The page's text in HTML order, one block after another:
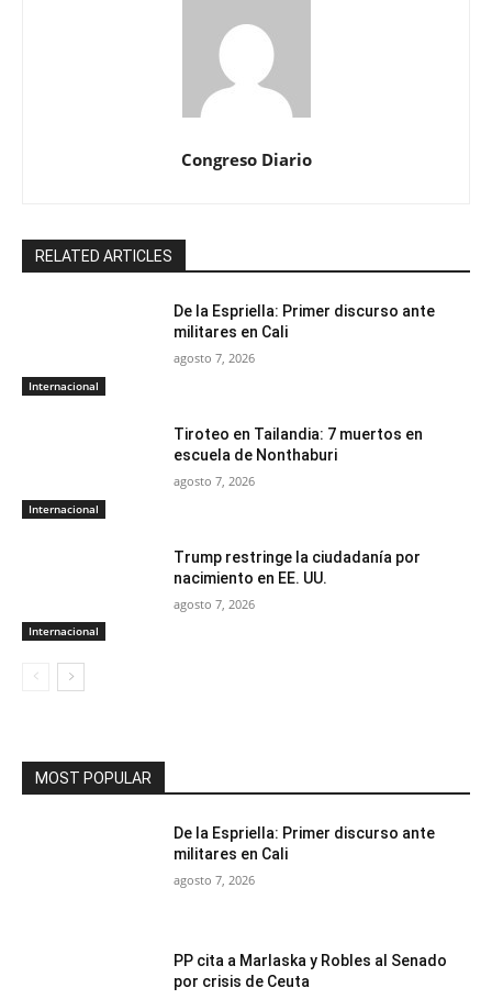
Congreso Diario
RELATED ARTICLES
Internacional
De la Espriella: Primer discurso ante
militares en Cali
agosto 7, 2026
Internacional
Tiroteo en Tailandia: 7 muertos en
escuela de Nonthaburi
agosto 7, 2026
Internacional
Trump restringe la ciudadanía por
nacimiento en EE. UU.
agosto 7, 2026
MOST POPULAR
De la Espriella: Primer discurso ante
militares en Cali
agosto 7, 2026
PP cita a Marlaska y Robles al Senado
por crisis de Ceuta